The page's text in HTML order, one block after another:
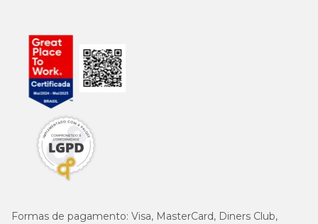
Formas de pagamento: Visa, MasterCard, Diners Club,